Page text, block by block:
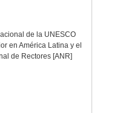
de la UNESCO
en América Latina y el
de Rectores [ANR]